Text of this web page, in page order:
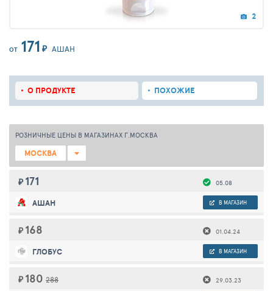
2
ОТ 171 ₽ АШАН
О ПРОДУКТЕ ПОХОЖИЕ
РОЗНИЧНЫЕ ЦЕНЫ В МАГАЗИНАХ Г.МОСКВА
МОСКВА
₽ 171 05.08
АШАН В МАГАЗИН
₽ 168 01.04.24
ГЛОБУС В МАГАЗИН
₽ 180 288 29.03.23